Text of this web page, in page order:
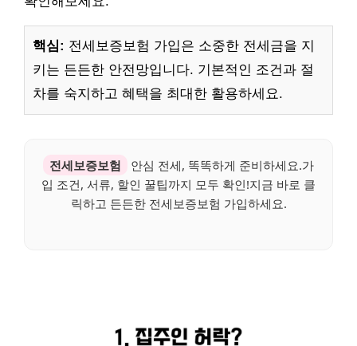
핵심: 전세보증보험 가입은 소중한 전세금을 지
키는 든든한 안전망입니다. 기본적인 조건과 절
차를 숙지하고 혜택을 최대한 활용하세요.
전세보증보험
안심 전세, 똑똑하게 준비하세요.가
입 조건, 서류, 할인 꿀팁까지 모두 확인!지금 바로 클
릭하고 든든한 전세보증보험 가입하세요.